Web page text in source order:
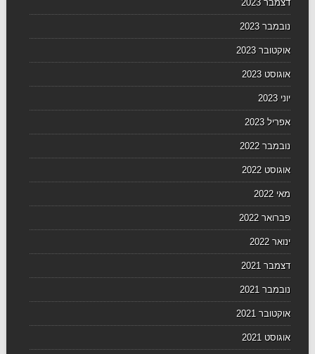
דצמבר 2023
נובמבר 2023
אוקטובר 2023
אוגוסט 2023
יוני 2023
אפריל 2023
נובמבר 2022
אוגוסט 2022
מאי 2022
פברואר 2022
ינואר 2022
דצמבר 2021
נובמבר 2021
אוקטובר 2021
אוגוסט 2021